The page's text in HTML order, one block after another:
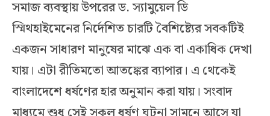
সমাজ ব্যবস্থায় উপরের ড. স্যামুয়েল ডি
স্মিথহাইমেনের নির্দেশিত চারটি বৈশিষ্ট্যের সবকটিই
একজন সাধারণ মানুষের মাঝে এক বা একাধিক দেখা
যায়। এটা রীতিমতো আতঙ্কের ব্যাপার। এ থেকেই
বাংলাদেশে ধর্ষণের হার অনুমান করা যায়। সংবাদ